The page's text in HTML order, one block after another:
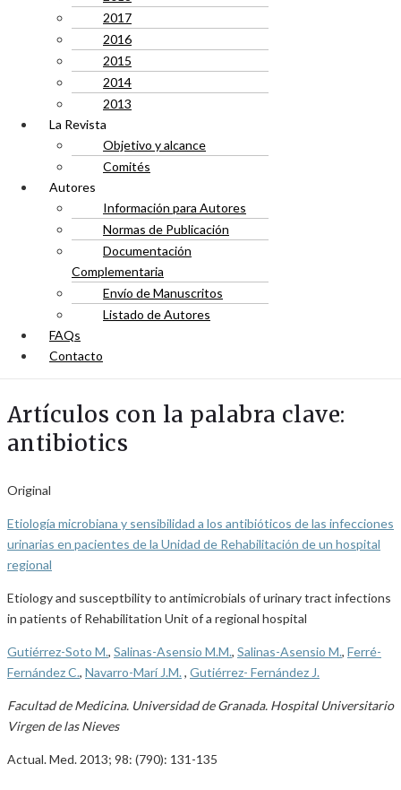
2017
2016
2015
2014
2013
La Revista
Objetivo y alcance
Comités
Autores
Información para Autores
Normas de Publicación
Documentación
Complementaria
Envío de Manuscritos
Listado de Autores
FAQs
Contacto
Artículos con la palabra clave:
antibiotics
Original
Etiología microbiana y sensibilidad a los antibióticos de las infecciones
urinarias en pacientes de la Unidad de Rehabilitación de un hospital
regional
Etiology and susceptbility to antimicrobials of urinary tract infections
in patients of Rehabilitation Unit of a regional hospital
Gutiérrez-Soto M., Salinas-Asensio M.M., Salinas-Asensio M., Ferré-
Fernández C., Navarro-Marí J.M., Gutiérrez- Fernández J.
Facultad de Medicina. Universidad de Granada. Hospital Universitario
Virgen de las Nieves
Actual. Med. 2013; 98: (790): 131-135